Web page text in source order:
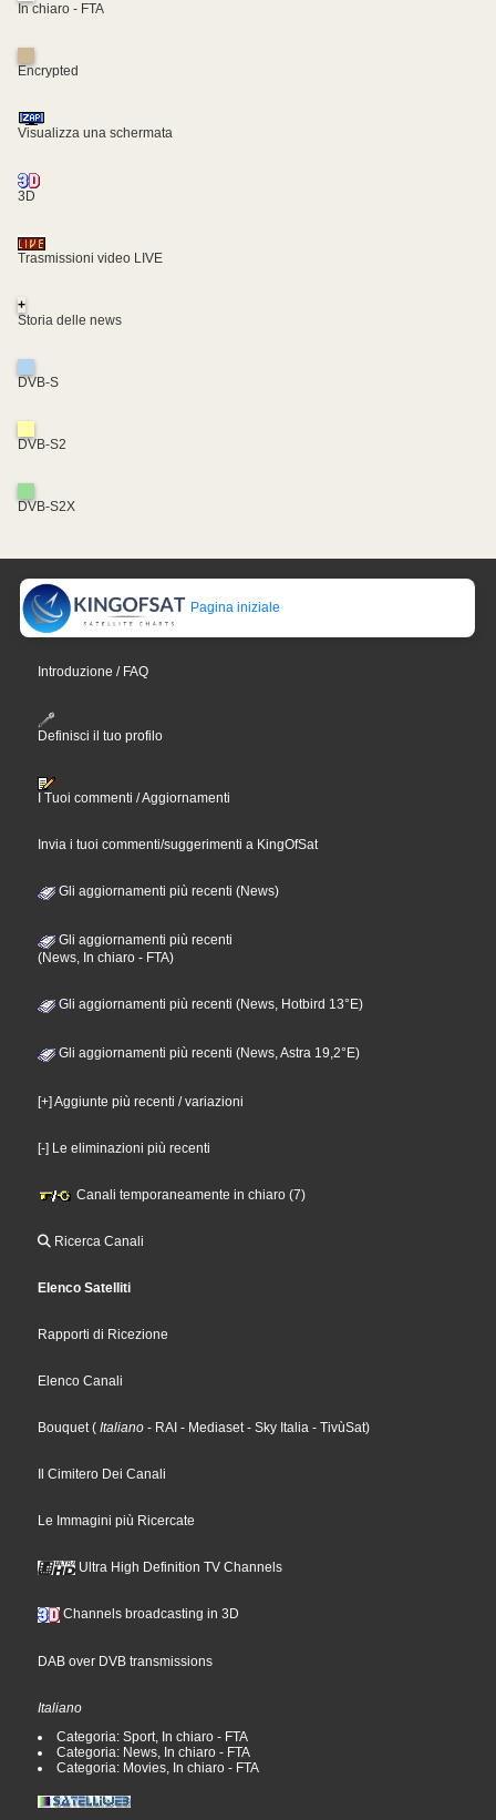
In chiaro - FTA
Encrypted
Visualizza una schermata
3D
Trasmissioni video LIVE
+
Storia delle news
DVB-S
DVB-S2
DVB-S2X
Pagina iniziale
Introduzione / FAQ
Definisci il tuo profilo
I Tuoi commenti / Aggiornamenti
Invia i tuoi commenti/suggerimenti a KingOfSat
Gli aggiornamenti più recenti (News)
Gli aggiornamenti più recenti
(News, In chiaro - FTA)
Gli aggiornamenti più recenti (News, Hotbird 13°E)
Gli aggiornamenti più recenti (News, Astra 19,2°E)
[+] Aggiunte più recenti / variazioni
[-] Le eliminazioni più recenti
Canali temporaneamente in chiaro (7)
Ricerca Canali
Elenco Satelliti
Rapporti di Ricezione
Elenco Canali
Bouquet ( Italiano - RAI - Mediaset - Sky Italia - TivùSat)
Il Cimitero Dei Canali
Le Immagini più Ricercate
Ultra High Definition TV Channels
Channels broadcasting in 3D
DAB over DVB transmissions
Italiano
Categoria: Sport, In chiaro - FTA
Categoria: News, In chiaro - FTA
Categoria: Movies, In chiaro - FTA